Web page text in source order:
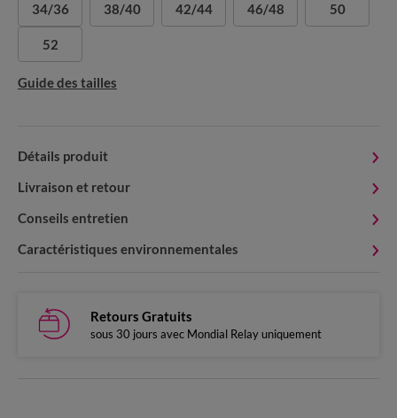
34/36 38/40 42/44 46/48 50
52
Guide des tailles
Détails produit
Livraison et retour
Conseils entretien
Caractéristiques environnementales
Retours Gratuits
sous 30 jours avec Mondial Relay uniquement